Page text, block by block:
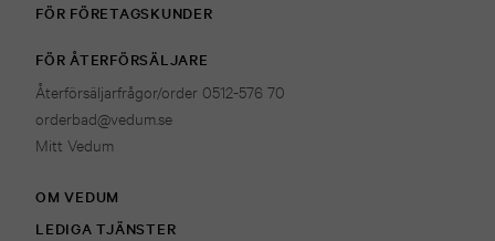
FÖR FÖRETAGSKUNDER
FÖR ÅTERFÖRSÄLJARE
Återförsäljarfrågor/order 0512-576 70
orderbad@vedum.se
Mitt Vedum
OM VEDUM
LEDIGA TJÄNSTER